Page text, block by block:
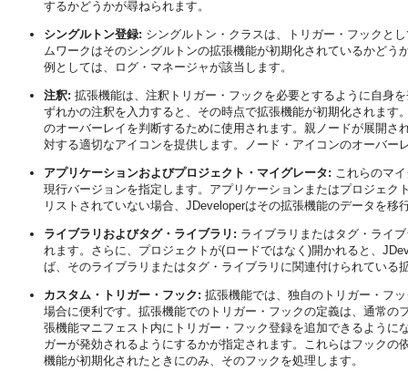
するかどうかが尋ねられます。
シングルトン登録: シングルトン・クラスは、トリガー・フックと
ムワークはそのシングルトンの拡張機能が初期化されているかど
例としては、ログ・マネージャが該当します。
注釈: 拡張機能は、注釈トリガー・フックを必要とするように自身
ずれかの注釈を入力すると、その時点で拡張機能が初期化されま
のオーバーレイを判断するために使用されます。親ノードが展開
対する適切なアイコンを提供します。ノード・アイコンのオーバ
アプリケーションおよびプロジェクト・マイグレータ: これらのマ
現行バージョンを指定します。アプリケーションまたはプロジェ
リストされていない場合、 JDeveloperはその拡張機能のデータを移
ライブラリおよびタグ・ライブラリ: ライブラリまたはタグ・ライ
れます。さらに、プロジェクトが(ロードではなく)開かれると、
ば、そのライブラリまたはタグ・ライブラリに関連付けられている
カスタム・トリガー・フック: 拡張機能では、独自のトリガー・フ
場合に便利です。拡張機能でのトリガー・フックの定義は、通常
張機能マニフェスト内にトリガー・フック登録を追加できるよう
ガーが発効されるようにするかが指定されます。これらはフックの
機能が初期化されたときにのみ、そのフックを処理します。